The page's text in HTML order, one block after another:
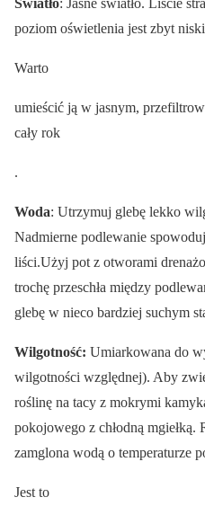
poziom oświetlenia jest zbyt
Warto
umieścić ją w jasnym,
cały rok
.
Woda: Utrzymuj glebę lekko
Nadmierne podlewanie
liści.Użyj pot z otworami
trochę przeschła między
glebę w nieco bardziej suchym
Wilgotność: Umiarkowana do
wilgotności względnej). Aby
roślinę na tacy z mokrymi
pokojowego z chłodną
zamglona wodą o temperaturze
Jest to